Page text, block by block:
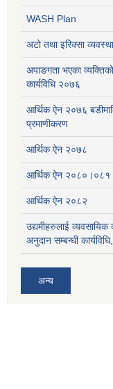
WASH Plan
अटो तथा इरिक्सा
अपाङगता भएका
कार्यविधि २०७६
आर्थिक ऐन २०७६
प्रमाणीकरण
आर्थिक ऐन २०७८
आर्थिक ऐन २०८०।०८१
आर्थिक ऐन २०८२
उद्यमीहरुलाई व्यवसायिक
अनुदान सम्बन्धी
अन्य